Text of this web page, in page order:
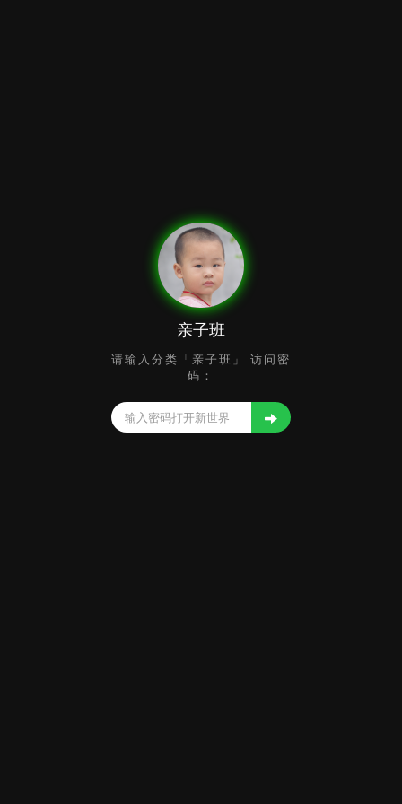
亲子班
请输入分类「亲子班」 访问密
码：